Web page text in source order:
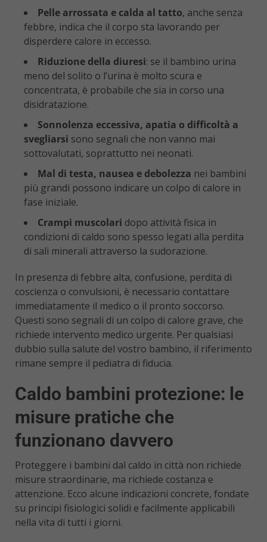
Pelle arrossata e calda al tatto, anche senza
febbre, indica che il corpo sta lavorando per
disperdere calore in eccesso.
Riduzione della diuresi: se il bambino urina
meno del solito o l’urina è molto scura e
concentrata, è probabile che sia in corso una
disidratazione.
Sonnolenza eccessiva, apatia o difficoltà a
svegliarsi sono segnali che non vanno mai
sottovalutati, soprattutto nei neonati.
Mal di testa, nausea e debolezza nei bambini
più grandi possono indicare un colpo di calore in
fase iniziale.
Crampi muscolari dopo attività fisica in
condizioni di caldo sono spesso legati alla perdita
di sali minerali attraverso la sudorazione.
In presenza di febbre alta, confusione, perdita di
coscienza o convulsioni, è necessario contattare
immediatamente il medico o il pronto soccorso.
Questi sono segnali di un colpo di calore grave, che
richiede intervento medico urgente. Per qualsiasi
dubbio sulla salute del vostro bambino, il riferimento
rimane sempre il pediatra di fiducia.
Caldo bambini protezione: le
misure pratiche che
funzionano davvero
Proteggere i bambini dal caldo in città non richiede
misure straordinarie, ma richiede costanza e
attenzione. Ecco alcune indicazioni concrete, fondate
su principi fisiologici solidi e facilmente applicabili
nella vita di tutti i giorni.